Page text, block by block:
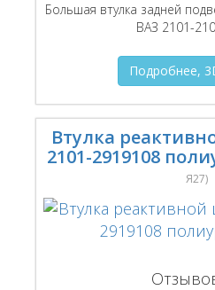
Большая втулка задней
ВАЗ 2101-
Подробнее,
Втулка
2101-2919108
Я27)